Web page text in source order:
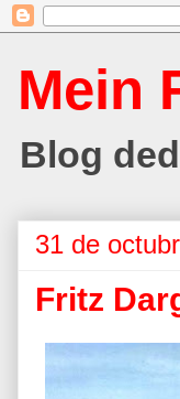
Mein
Blog
31 de
Fritz